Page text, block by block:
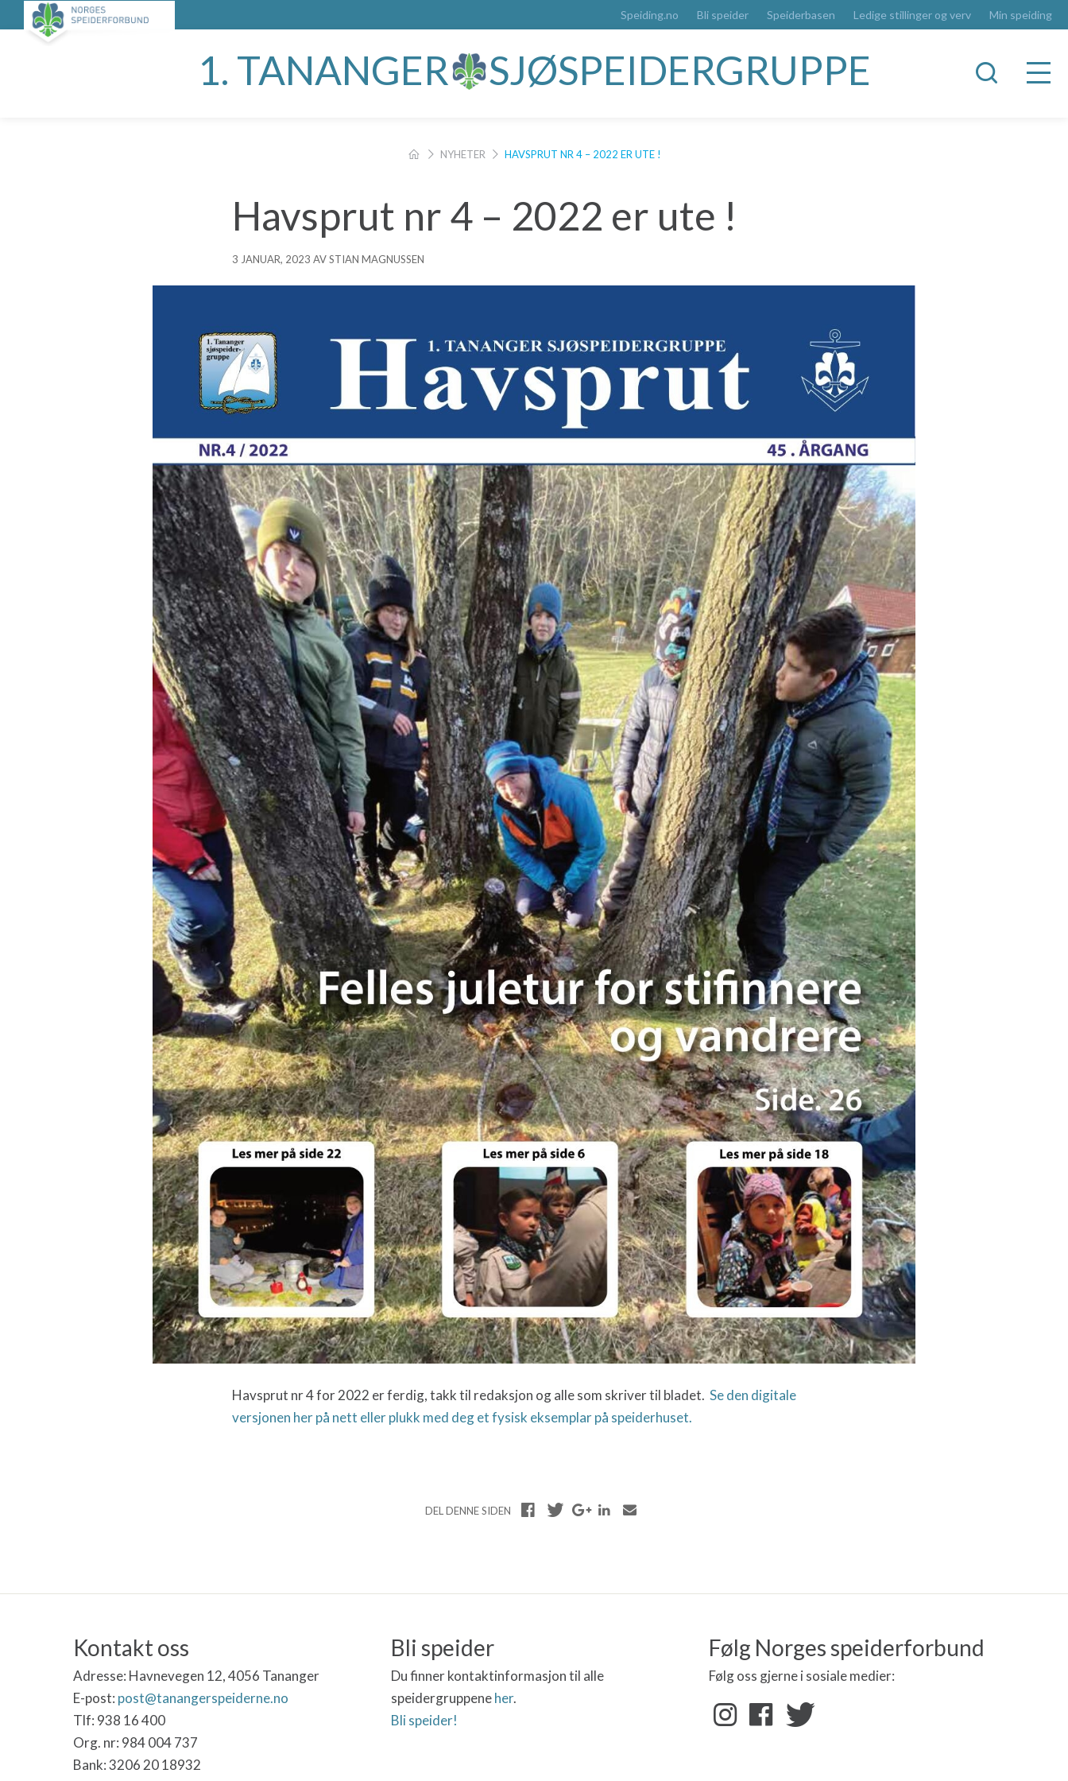
Speiding.no Bli speider Speiderbasen Ledige stillinger og verv Min speiding
1. TANANGER SJØSPEIDERGRUPPE
NYHETER HAVSPRUT NR 4 – 2022 ER UTE !
Havsprut nr 4 – 2022 er ute !
3 JANUAR, 2023 AV STIAN MAGNUSSEN
Havsprut nr 4 for 2022 er ferdig, takk til redaksjon og alle som skriver til bladet. Se den digitale
versjonen her på nett eller plukk med deg et fysisk eksemplar på speiderhuset.
DEL DENNE SIDEN
Kontakt oss
Adresse: Havnevegen 12, 4056 Tananger
E-post: post@tanangerspeiderne.no
Tlf: 938 16 400
Org. nr: 984 004 737
Bank: 3206 20 18932
Bli speider
Du finner kontaktinformasjon til alle
speidergruppeneher.
Bli speider!
Følg Norges speiderforbund
Følg oss gjerne i sosiale medier: